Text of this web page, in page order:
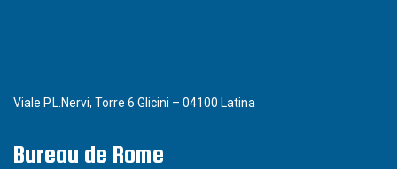
Viale P.L.Nervi, Torre 6 Glicini – 04100 Latina
Bureau de Rome